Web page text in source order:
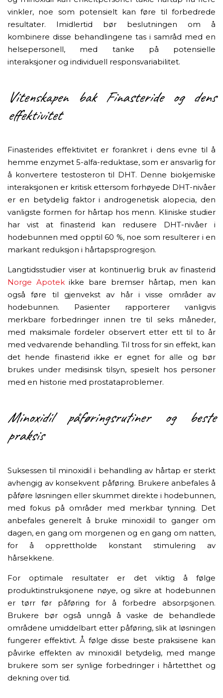
vinkler, noe som potensielt kan føre til forbedrede
resultater. Imidlertid bør beslutningen om å
kombinere disse behandlingene tas i samråd med en
helsepersonell, med tanke på potensielle
interaksjoner og individuell responsvariabilitet.
Vitenskapen bak Finasteride og dens
effektivitet
Finasterides effektivitet er forankret i dens evne til å
hemme enzymet 5-alfa-reduktase, som er ansvarlig for
å konvertere testosteron til DHT. Denne biokjemiske
interaksjonen er kritisk ettersom forhøyede DHT-nivåer
er en betydelig faktor i androgenetisk alopecia, den
vanligste formen for hårtap hos menn. Kliniske studier
har vist at finasterid kan redusere DHT-nivåer i
hodebunnen med opptil 60 %, noe som resulterer i en
markant reduksjon i hårtapsprogresjon.
Langtidsstudier viser at kontinuerlig bruk av finasterid
Norge Apotekikke bare bremser hårtap, men kan
også føre til gjenvekst av hår i visse områder av
hodebunnen. Pasienter rapporterer vanligvis
merkbare forbedringer innen tre til seks måneder,
med maksimale fordeler observert etter ett til to år
med vedvarende behandling. Til tross for sin effekt, kan
det hende finasterid ikke er egnet for alle og bør
brukes under medisinsk tilsyn, spesielt hos personer
med en historie med prostataproblemer.
Minoxidil påføringsrutiner og beste
praksis
Suksessen til minoxidil i behandling av hårtap er sterkt
avhengig av konsekvent påføring. Brukere anbefales å
påføre løsningen eller skummet direkte i hodebunnen,
med fokus på områder med merkbar tynning. Det
anbefales generelt å bruke minoxidil to ganger om
dagen, en gang om morgenen og en gang om natten,
for å opprettholde konstant stimulering av
hårsekkene.
For optimale resultater er det viktig å følge
produktinstruksjonene nøye, og sikre at hodebunnen
er tørr før påføring for å forbedre absorpsjonen.
Brukere bør også unngå å vaske de behandlede
områdene umiddelbart etter påføring, slik at løsningen
fungerer effektivt. Å følge disse beste praksisene kan
påvirke effekten av minoxidil betydelig, med mange
brukere som ser synlige forbedringer i hårtetthet og
dekning over tid.